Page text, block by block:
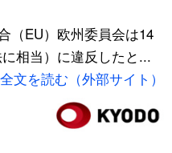
（EU）欧州委員会は14
相当）に違反したと...
文を読む（外部サイト）